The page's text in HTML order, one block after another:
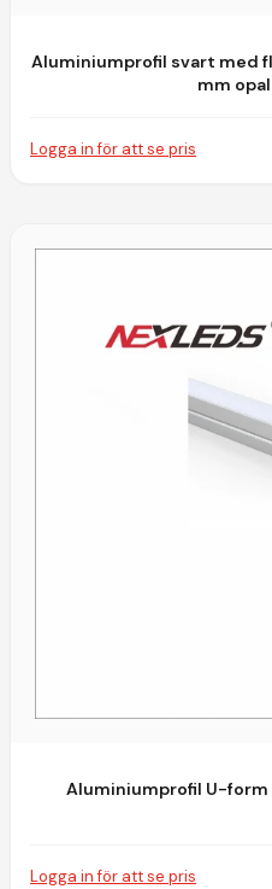
Aluminiumprofil svart med
mm
Logga in för att se pris
Aluminiumprofil U-form
Logga in för att se pris